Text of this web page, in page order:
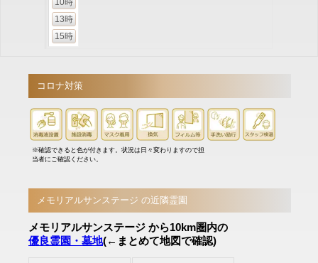
13時
15時
コロナ対策
※確認できると色が付きます。状況は日々変わりますので担
当者にご確認ください。
メモリアルサンステージ の近隣霊園
メモリアルサンステージ から10km圏内の
優良霊園・墓地(←まとめて地図で確認)